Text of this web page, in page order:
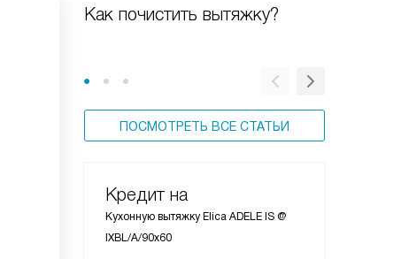
Как почистить вытяжку?
ПОСМОТРЕТЬ ВСЕ СТАТЬИ
Кредит на
Кухонную вытяжку Elica ADELE IS @
IXBL/A/90x60